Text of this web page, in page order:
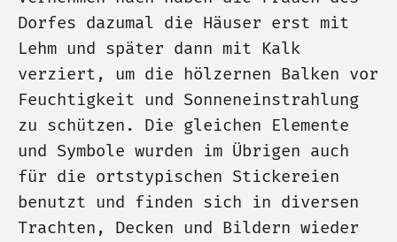
Dorfes dazumal die Häuser erst mit
Lehm und später dann mit Kalk
verziert, um die hölzernen Balken vor
Feuchtigkeit und Sonneneinstrahlung
zu schützen. Die gleichen Elemente
und Symbole wurden im Übrigen auch
für die ortstypischen Stickereien
benutzt und finden sich in diversen
Trachten, Decken und Bildern wieder